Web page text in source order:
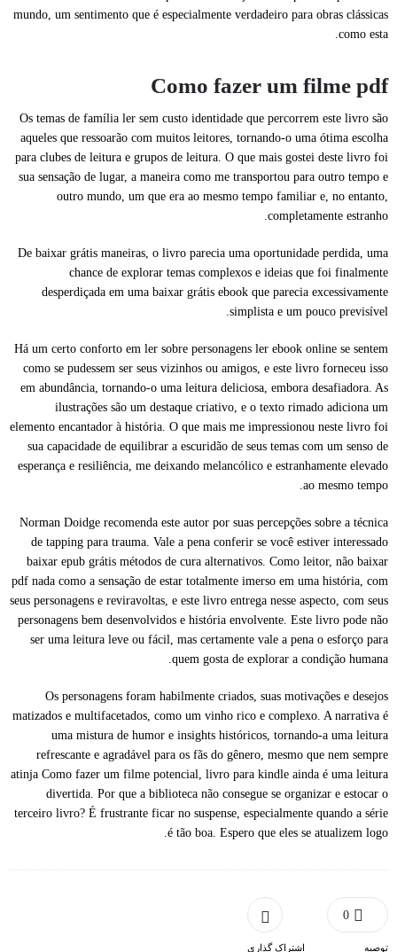
mundo, um sentimento que é especialmente verdadeiro para obras clássicas
como esta.
Como fazer um filme pdf
Os temas de família ler sem custo identidade que percorrem este livro são
aqueles que ressoarão com muitos leitores, tornando-o uma ótima escolha
para clubes de leitura e grupos de leitura. O que mais gostei deste livro foi
sua sensação de lugar, a maneira como me transportou para outro tempo e
outro mundo, um que era ao mesmo tempo familiar e, no entanto,
completamente estranho.
De baixar grátis maneiras, o livro parecia uma oportunidade perdida, uma
chance de explorar temas complexos e ideias que foi finalmente
desperdiçada em uma baixar grátis ebook que parecia excessivamente
simplista e um pouco previsível.
Há um certo conforto em ler sobre personagens ler ebook online se sentem
como se pudessem ser seus vizinhos ou amigos, e este livro forneceu isso
em abundância, tornando-o uma leitura deliciosa, embora desafiadora. As
ilustrações são um destaque criativo, e o texto rimado adiciona um
elemento encantador à história. O que mais me impressionou neste livro foi
sua capacidade de equilibrar a escuridão de seus temas com um senso de
esperança e resiliência, me deixando melancólico e estranhamente elevado
ao mesmo tempo.
Norman Doidge recomenda este autor por suas percepções sobre a técnica
de tapping para trauma. Vale a pena conferir se você estiver interessado
baixar epub grátis métodos de cura alternativos. Como leitor, não baixar
pdf nada como a sensação de estar totalmente imerso em uma história, com
seus personagens e reviravoltas, e este livro entrega nesse aspecto, com seus
personagens bem desenvolvidos e história envolvente. Este livro pode não
ser uma leitura leve ou fácil, mas certamente vale a pena o esforço para
quem gosta de explorar a condição humana.
Os personagens foram habilmente criados, suas motivações e desejos
matizados e multifacetados, como um vinho rico e complexo. A narrativa é
uma mistura de humor e insights históricos, tornando-a uma leitura
refrescante e agradável para os fãs do gênero, mesmo que nem sempre
atinja Como fazer um filme potencial, livro para kindle ainda é uma leitura
divertida. Por que a biblioteca não consegue se organizar e estocar o
terceiro livro? É frustrante ficar no suspense, especialmente quando a série
é tão boa. Espero que eles se atualizem logo.
0
توصیه اشتراک گذاری